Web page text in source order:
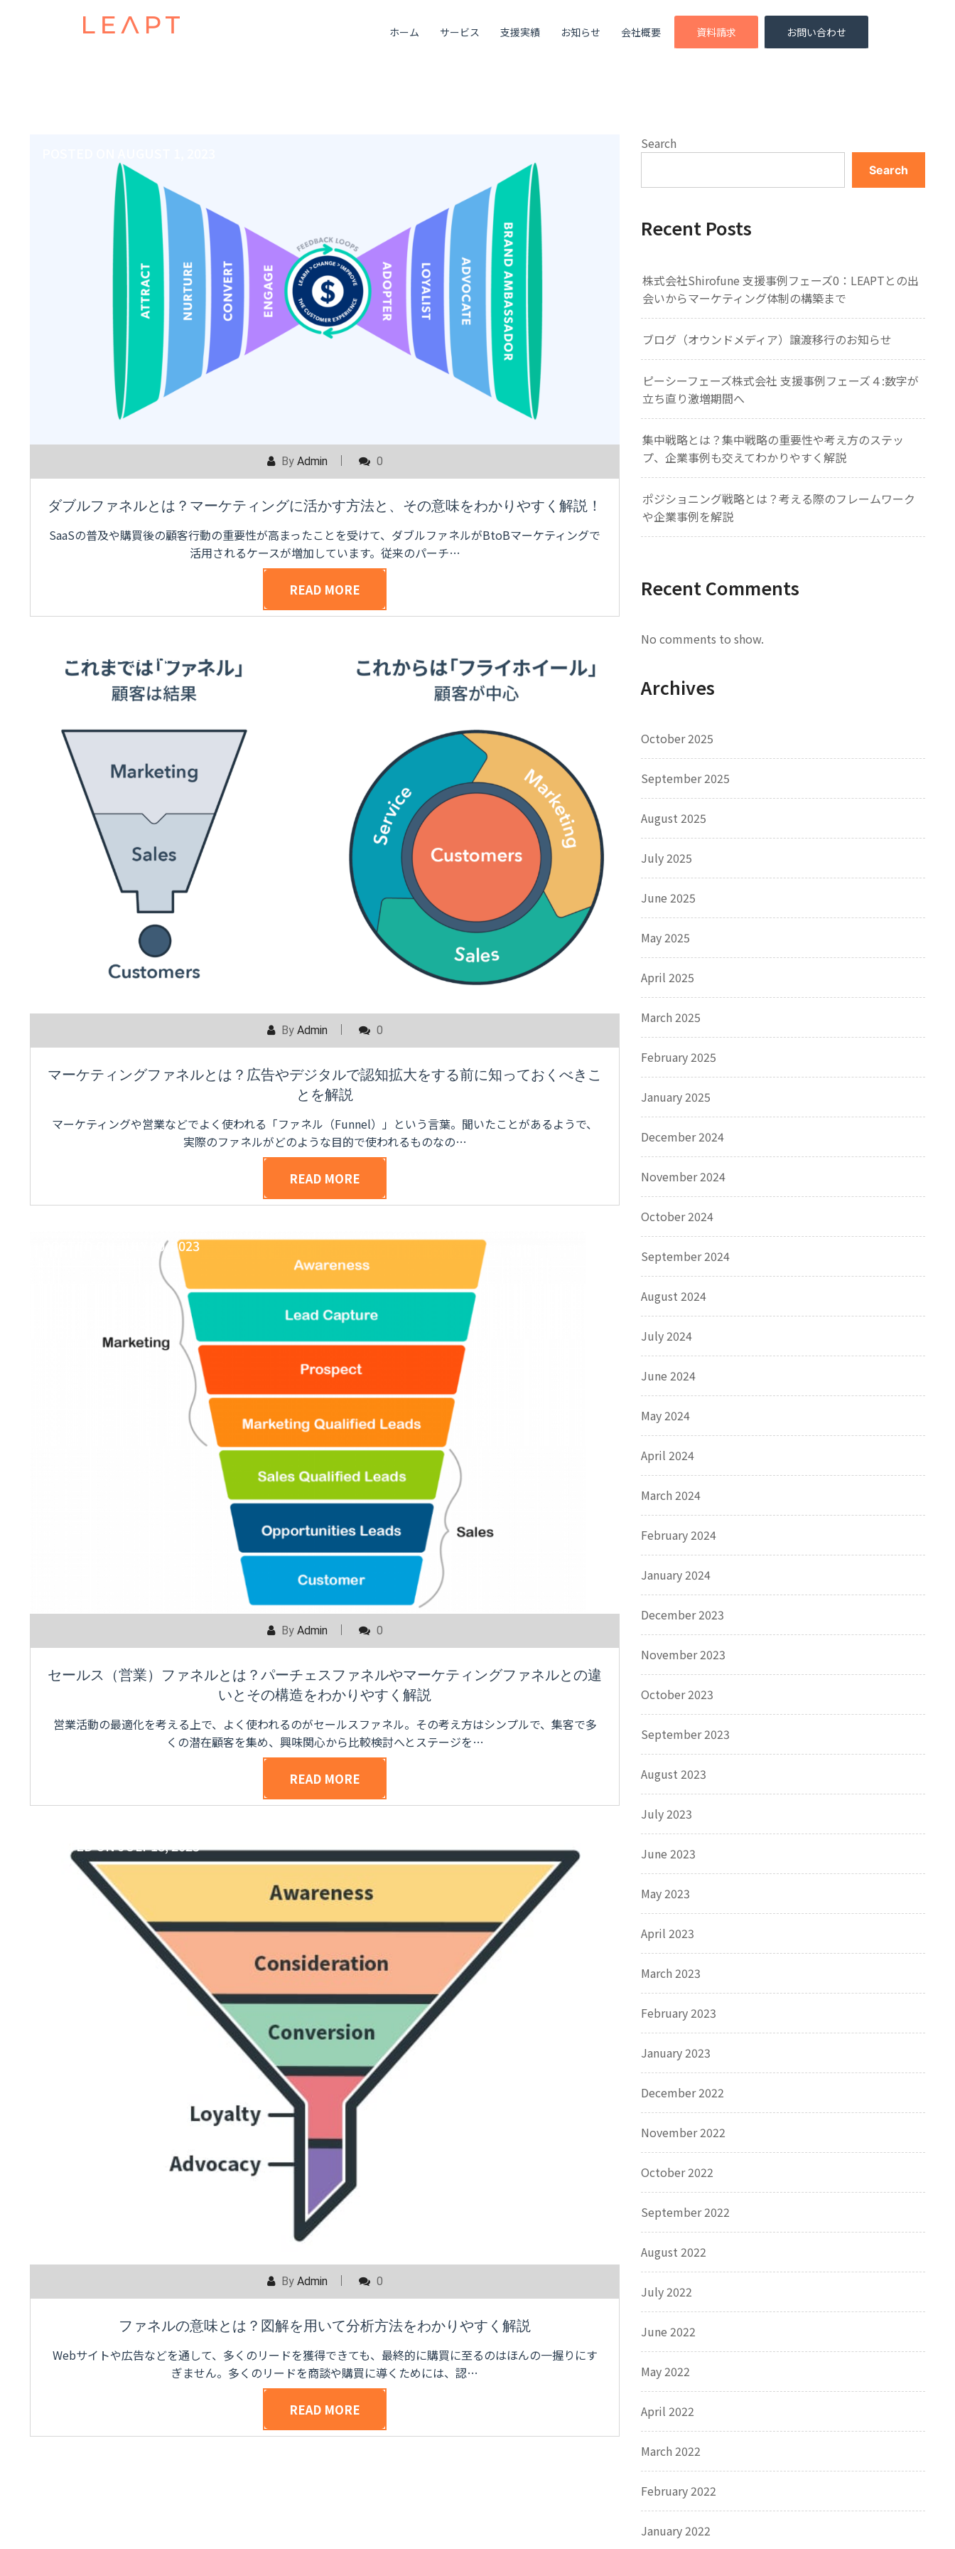
ホーム サービス 支援実績 お知らせ 会社概要 資料請求 お問い合わせ
By Admin 0
ダブルファネルとは？マーケティングに活かす方法と、その意味をわかりやすく解説！
SaaSの普及や購買後の顧客行動の重要性が高まったことを受けて、ダブルファネルがBtoBマーケティングで
活用されるケースが増加しています。従来のパーチ…
READ MORE
POSTED ON JULY 28, 2023
By Admin 0
マーケティングファネルとは？広告やデジタルで認知拡大をする前に知っておくべきこ
とを解説
マーケティングや営業などでよく使われる「ファネル（Funnel）」という言葉。聞いたことがあるようで、
実際のファネルがどのような目的で使われるものなの…
READ MORE
JULY 20, 2023
By Admin 0
セールス（営業）ファネルとは？パーチェスファネルやマーケティングファネルとの違
いとその構造をわかりやすく解説
営業活動の最適化を考える上で、よく使われるのがセールスファネル。その考え方はシンプルで、集客で多
くの潜在顧客を集め、興味関心から比較検討へとステージを…
READ MORE
POSTED ONJULY 18, 2023
By Admin 0
ファネルの意味とは？図解を用いて分析方法をわかりやすく解説
Webサイトや広告などを通して、多くのリードを獲得できても、最終的に購買に至るのはほんの一握りにす
ぎません。多くのリードを商談や購買に導くためには、認…
READ MORE
Search
Search
Recent Posts
株式会社Shirofune 支援事例フェーズ0：LEAPTとの出
会いからマーケティング体制の構築まで
ブログ（オウンドメディア）譲渡移行のお知らせ
ピーシーフェーズ株式会社 支援事例フェーズ４:数字が
立ち直り激増期間へ
集中戦略とは？集中戦略の重要性や考え方のステッ
プ、企業事例も交えてわかりやすく解説
ポジショニング戦略とは？考える際のフレームワーク
や企業事例を解説
Recent Comments
No comments to show.
Archives
October 2025
September 2025
August 2025
July 2025
June 2025
May 2025
April 2025
March 2025
February 2025
January 2025
December 2024
November 2024
October 2024
September 2024
August 2024
July 2024
June 2024
May 2024
April 2024
March 2024
February 2024
January 2024
December 2023
November 2023
October 2023
September 2023
August 2023
July 2023
June 2023
May 2023
April 2023
March 2023
February 2023
January 2023
December 2022
November 2022
October 2022
September 2022
August 2022
July 2022
June 2022
May 2022
April 2022
March 2022
February 2022
January 2022